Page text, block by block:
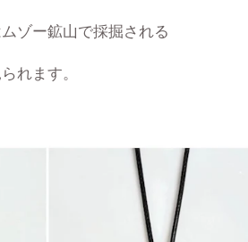
ゾー鉱山で採掘される
れます。